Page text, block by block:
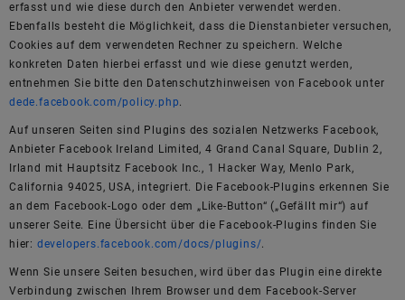
erfasst und wie diese durch den Anbieter verwendet werden.
Ebenfalls besteht die Möglichkeit, dass die Dienstanbieter versuchen,
Cookies auf dem verwendeten Rechner zu speichern. Welche
konkreten Daten hierbei erfasst und wie diese genutzt werden,
entnehmen Sie bitte den Datenschutzhinweisen von Facebook unter
dede.facebook.com/policy.php.
Auf unseren Seiten sind Plugins des sozialen Netzwerks Facebook,
Anbieter Facebook Ireland Limited, 4 Grand Canal Square, Dublin 2,
Irland mit Hauptsitz Facebook Inc., 1 Hacker Way, Menlo Park,
California 94025, USA, integriert. Die Facebook-Plugins erkennen Sie
an dem Facebook-Logo oder dem „Like-Button“ („Gefällt mir“) auf
unserer Seite. Eine Übersicht über die Facebook-Plugins finden Sie
hier: developers.facebook.com/docs/plugins/.
Wenn Sie unsere Seiten besuchen, wird über das Plugin eine direkte
Verbindung zwischen Ihrem Browser und dem Facebook-Server